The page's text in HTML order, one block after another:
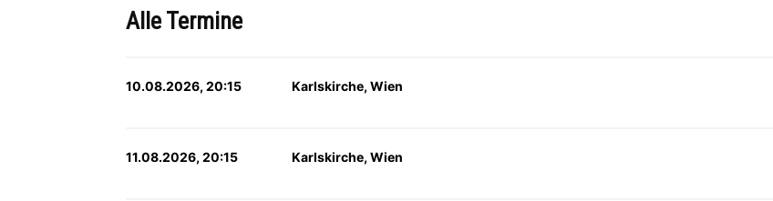
Alle Termine
10.08.2026, 20:15 Karlskirche, Wien
11.08.2026, 20:15 Karlskirche, Wien